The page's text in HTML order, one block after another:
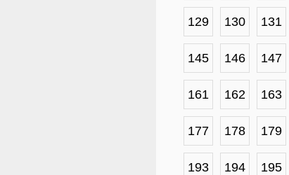
129 130 131
145 146 147
161 162 163
177 178 179
193 194 195